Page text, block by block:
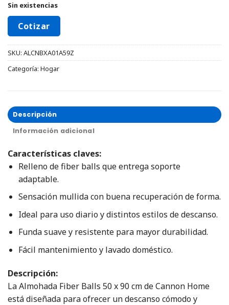
Sin existencias
Cotizar
SKU: ALCNBXA01A59Z
Categoría: Hogar
Descripción
Información adicional
Características claves:
Relleno de fiber balls que entrega soporte
adaptable.
Sensación mullida con buena recuperación de forma.
Ideal para uso diario y distintos estilos de descanso.
Funda suave y resistente para mayor durabilidad.
Fácil mantenimiento y lavado doméstico.
Descripción:
La Almohada Fiber Balls 50 x 90 cm de Cannon Home
está diseñada para ofrecer un descanso cómodo y